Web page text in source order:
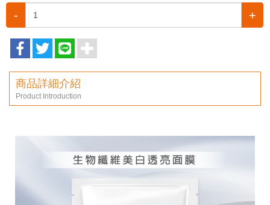
- +
商品詳細介紹
Product Introduction